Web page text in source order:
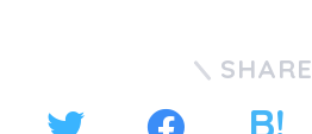
SHARE